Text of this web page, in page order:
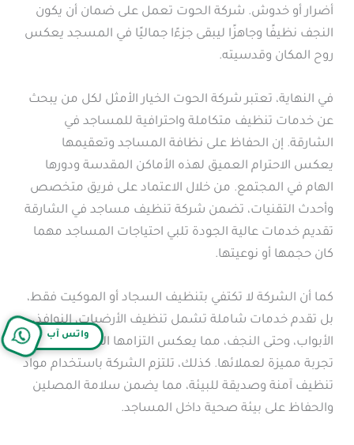
أضرار أو خدوش. شركة الحوت تعمل على ضمان أن يكون
النجف نظيفًا وجاهزًا ليبقى جزءًا جماليًا في المسجد يعكس
روح المكان وقدسيته.
في النهاية، تعتبر شركة الحوت الخيار الأمثل لكل من يبحث
عن خدمات تنظيف متكاملة واحترافية للمساجد في
الشارقة. إن الحفاظ على نظافة المساجد وتعقيمها
يعكس الاحترام العميق لهذه الأماكن المقدسة ودورها
الهام في المجتمع. من خلال الاعتماد على فريق متخصص
وأحدث التقنيات، تضمن شركة تنظيف مساجد في الشارقة
تقديم خدمات عالية الجودة تلبي احتياجات المساجد مهما
كان حجمها أو نوعيتها.
كما أن الشركة لا تكتفي بتنظيف السجاد أو الموكيت فقط،
بل تقدم خدمات شاملة تشمل تنظيف الأرضيات، النوافذ،
الأبواب، وحتى النجف، مما يعكس التزامها الكامل بتقديم
تجربة مميزة لعملائها. كذلك، تلتزم الشركة باستخدام مواد
تنظيف آمنة وصديقة للبيئة، مما يضمن سلامة المصلين
والحفاظ على بيئة صحية داخل المساجد.
واتس آب